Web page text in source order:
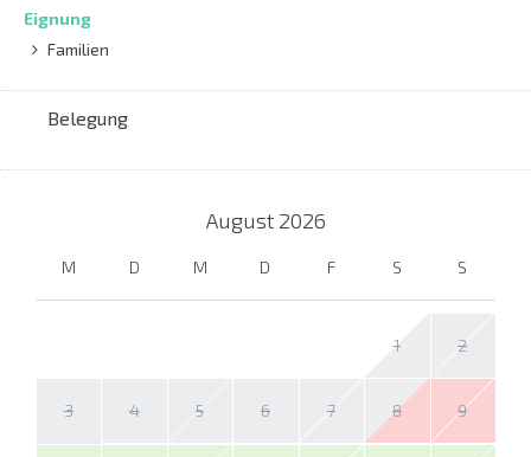
Eignung
Familien
Belegung
August 2026
M D M D F S S
1 2
3 4 5 6 7 8 9